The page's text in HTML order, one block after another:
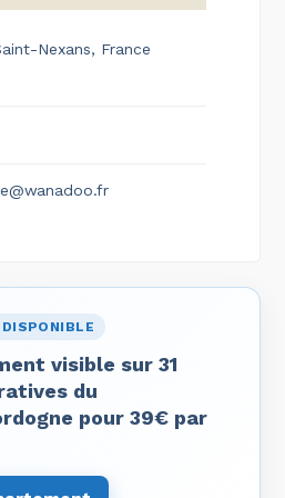
Nexans, France
visible sur 31
du
pour 39€ par